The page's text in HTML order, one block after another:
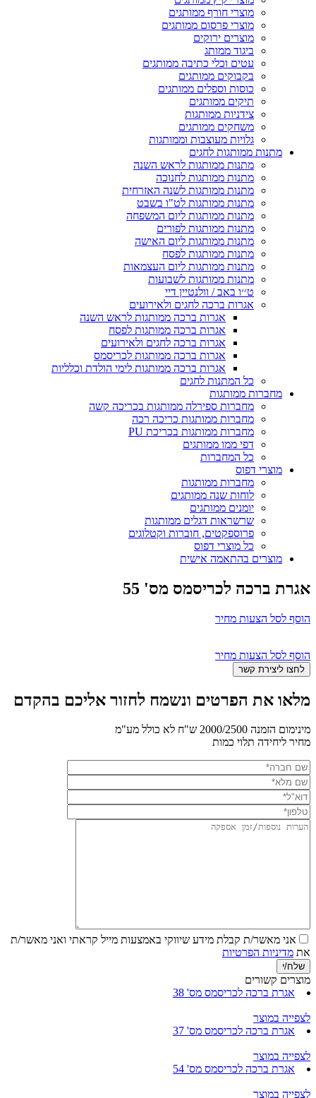
מוצרי חורף ממותגים
מוצרי פרסום ממותגים
מוצרים ירוקים
ביגוד ממותג
עטים וכלי כתיבה ממותגים
בקבוקים ממותגים
כוסות וספלים ממותגים
תיקים ממותגים
צידניות ממותגות
משחקים ממותגים
גלויות מעוצבות וממותגות
מתנות ממותגות לחגים
מתנות ממותגות לראש השנה
מתנות ממותגות לחנוכה
מתנות ממותגות לשנה האזרחית
מתנות ממותגות לט"ו בשבט
מתנות ממותגות ליום המשפחה
מתנות ממותגות לפורים
מתנות ממותגות ליום האישה
מתנות ממותגות לפסח
מתנות ממותגות ליום העצמאות
מתנות ממותגות לשבועות
ט׳׳ו באב / וולנטיין דיי
אגרות ברכה לחגים ולאירועים
אגרות ברכה ממותגות לראש השנה
אגרות ברכה ממותגות לפסח
אגרות ברכה לחגים ולאירועים
אגרות ברכה ממותגות לכריסמס
אגרות ברכה ממותגות לימי הולדת וכלליות
כל המתנות לחגים
מחברות ממותגות
מחברות ספירלה ממותגות בכריכה קשה
מחברות ממותגות כריכה רכה
מחברות ממותגות בכריכת PU
דפי ממו ממותגים
כל המחברות
מוצרי דפוס
מחברות ממותגות
לוחות שנה ממותגים
יומנים ממותגים
שרשראות דגלים ממותגות
פרוספקטים, חוברות וקטלוגים
כל מוצרי דפוס
מוצרים בהתאמה אישית
אגרת ברכה לכריסמס מס' 55
הוסף לסל הצעות מחיר
הוסף לסל הצעות מחיר
מלאו את הפרטים ונשמח לחזור אליכם בהקדם
מינימום הזמנה 2000/2500 ש"ח לא כולל מע"מ
מחיר ליחידה תלוי כמות
אני מאשר/ת קבלת מידע שיווקי באמצעות מייל קראתי ואני מאשר/ת
את מדיניות הפרטיות
מוצרים קשורים
אגרת ברכה לכריסמס מס' 38
לצפייה במוצר
אגרת ברכה לכריסמס מס' 37
לצפייה במוצר
אגרת ברכה לכריסמס מס' 54
לצפייה במוצר